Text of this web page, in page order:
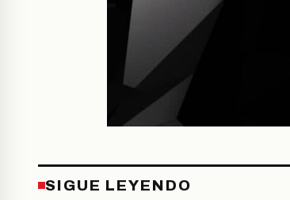
SIGUE LEYENDO